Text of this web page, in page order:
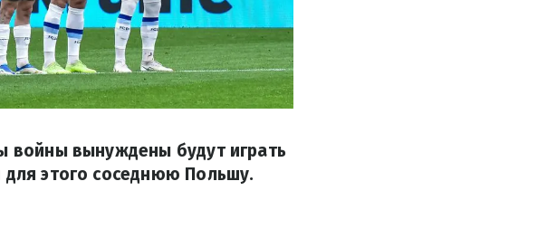
войны вынуждены будут играть
этого соседнюю Польшу.